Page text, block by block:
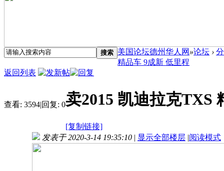
搜索 美国论坛德州华人网 »论坛 ›
精品车 9成新 低里程
返回列表
查看: 3594|回复: 0卖2015 凯迪拉克TXS
[复制链接]
发表于 2020-3-14 19:35:10 | 显示全部楼层 |阅读模式